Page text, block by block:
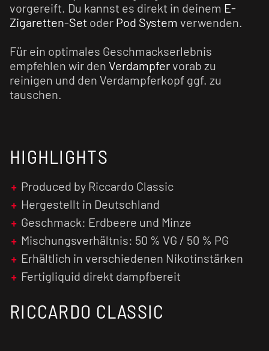
vorgereift. Du kannst es direkt in deinem E-
Zigaretten-Set oder Pod System verwenden.
Für ein optimales Geschmackserlebnis
empfehlen wir den Verdampfervorab zu
reinigen und den Verdampferkopf ggf. zu
tauschen.
HIGHLIGHTS
Produced by Riccardo Classic
Hergestellt in Deutschland
Geschmack: Erdbeere und Minze
Mischungsverhältnis: 50 % VG / 50 % PG
Erhältlich in verschiedenen Nikotinstärken
Fertigliquid direkt dampfbereit
RICCARDO CLASSIC